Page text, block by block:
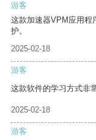
游客
这款加速器VPM应用程
护。
2025-02-18
游客
这款软件的学习方式非
2025-02-18
游客